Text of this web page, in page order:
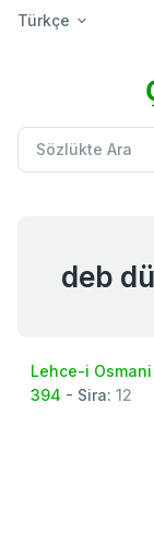
Türkçe
Lehce-i Osmani
394 - Sira: 12